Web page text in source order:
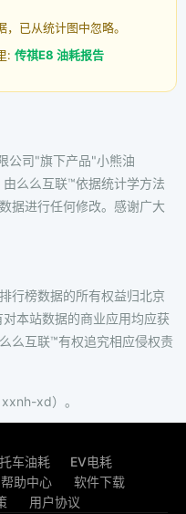
已从统计图中忽略。
: 传祺E8 油耗报告
公司"旗下产品"小熊油
么么互联™依据统计学方法
据进行任何修改。感谢广大
行榜数据的所有权益归北京
本站数据的商业应用均应获
么互联™有权追究相应侵权责
xd）。
车油耗
EV电耗
帮助中心
软件下载
用户协议